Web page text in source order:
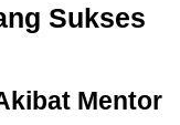
Sukses
Mentor